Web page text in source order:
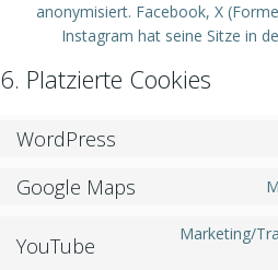
anonymisiert. Facebook, X
Instagram hat seine Sitze in
6. Platzierte Cookies
WordPress
Google Maps
YouTube
Marketing/